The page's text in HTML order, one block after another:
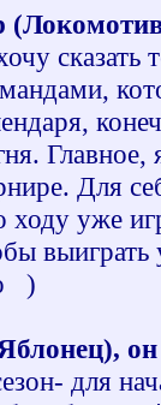
сказать
Главное,
Для
ходу уже
)
для